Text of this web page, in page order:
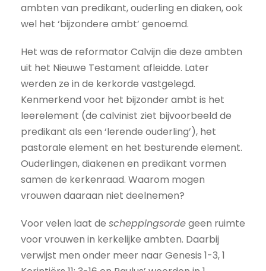
ambten van predikant, ouderling en diaken, ook
wel het ‘bijzondere ambt’ genoemd.
Het was de reformator Calvijn die deze ambten
uit het Nieuwe Testament afleidde. Later
werden ze in de kerkorde vastgelegd.
Kenmerkend voor het bijzonder ambt is het
leerelement (de calvinist ziet bijvoorbeeld de
predikant als een ‘lerende ouderling’), het
pastorale element en het besturende element.
Ouderlingen, diakenen en predikant vormen
samen de kerkenraad. Waarom mogen
vrouwen daaraan niet deelnemen?
Voor velen laat de scheppingsordegeen ruimte
voor vrouwen in kerkelijke ambten. Daarbij
verwijst men onder meer naar Genesis 1-3, 1